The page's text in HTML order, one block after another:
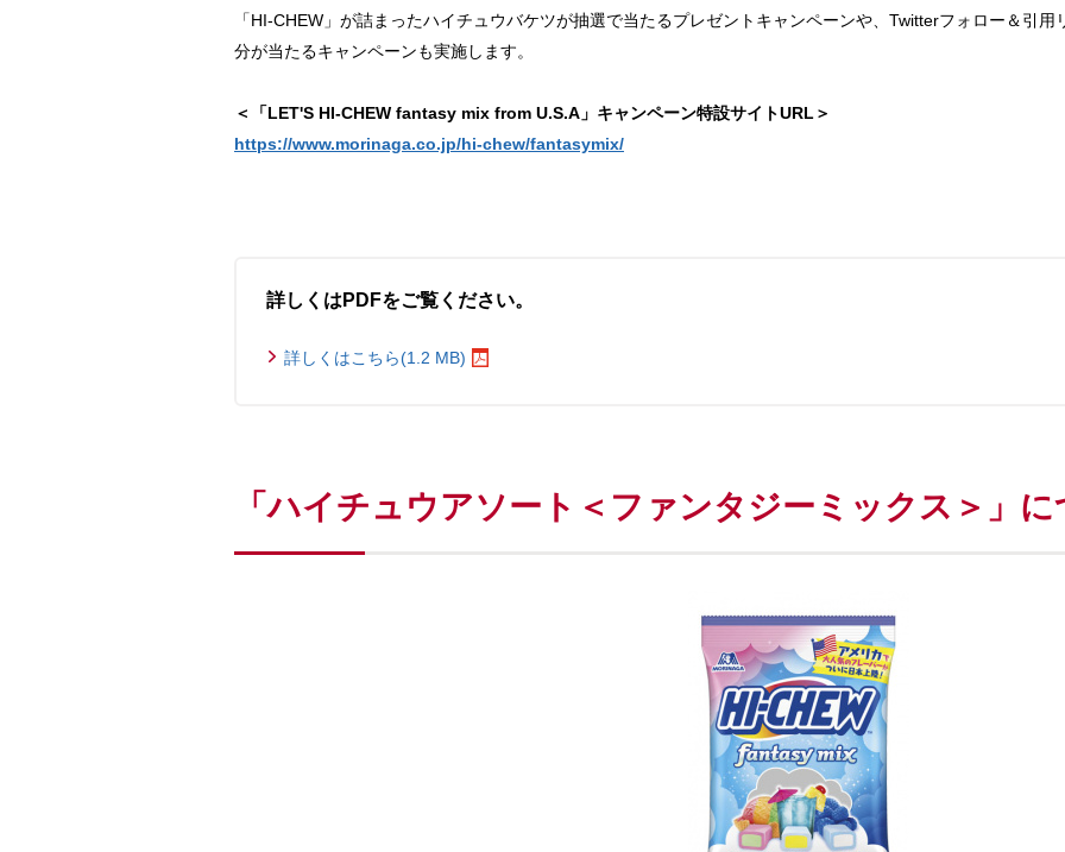
「HI-CHEW」が詰まったハイチュウバケツが抽選で当たるプレゼントキャンペーンや、Twitterフォロー＆引
分が当たるキャンペーンも実施します。
＜「LET'S HI-CHEW fantasy mix from U.S.A」キャンペーン特設サイトURL＞
https://www.morinaga.co.jp/hi-chew/fantasymix/
詳しくはPDFをご覧ください。
詳しくはこちら(1.2 MB)
「ハイチュウアソート＜ファンタジーミックス＞」